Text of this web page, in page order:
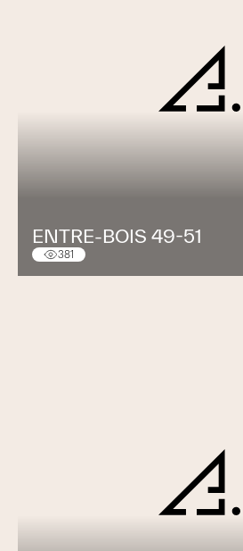
ENTRE-BOIS 49-51
381